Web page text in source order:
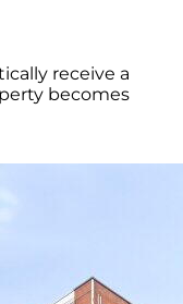
receive a
becomes